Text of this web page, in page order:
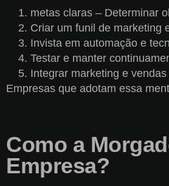
metas claras – Determinar
Criar um funil de marketing
Invista em automação e
Testar e manter
Integrar marketing e
Empresas que adotam essa
Como a
Empresa?